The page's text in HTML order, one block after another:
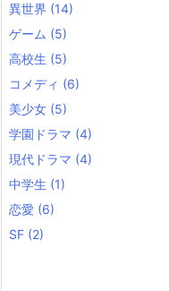
異世界 (14)
ゲーム (5)
高校生 (5)
コメディ (6)
美少女 (5)
学園ドラマ (4)
現代ドラマ (4)
中学生 (1)
恋愛 (6)
SF (2)